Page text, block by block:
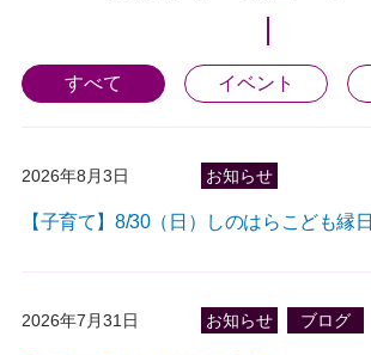
すべて イベント
2026年8月3日 お知らせ
【子育て】8/30（日）しのはらこども縁日
2026年7月31日 お知らせ ブログ